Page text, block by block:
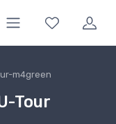
m4green
Tour